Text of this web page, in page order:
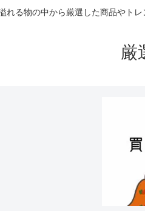
れる物の中から厳選した商品やト
厳